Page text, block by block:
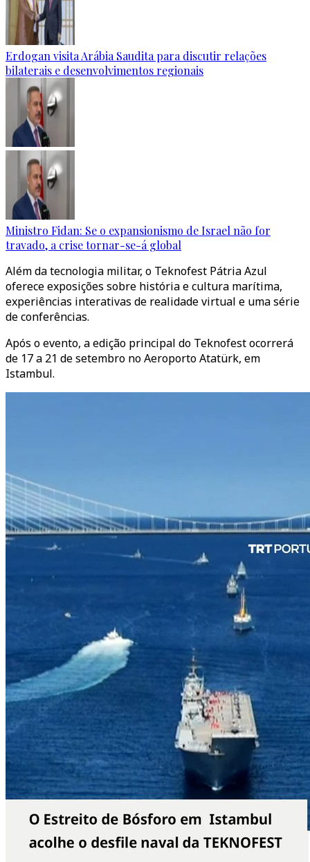
Erdogan visita Arábia Saudita para discutir relações
bilaterais e desenvolvimentos regionais
Ministro Fidan: Se o expansionismo de Israel não for
travado, a crise tornar-se-á global
Além da tecnologia militar, o Teknofest Pátria Azul
oferece exposições sobre história e cultura marítima,
experiências interativas de realidade virtual e uma série
de conferências.
Após o evento, a edição principal do Teknofest ocorrerá
de 17 a 21 de setembro no Aeroporto Atatürk, em
Istambul.